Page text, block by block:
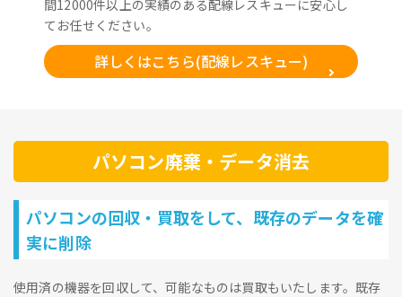
間12000件以上の実績のある配線レスキューに安心し
てお任せください。
詳しくはこちら(配線レスキュー)
パソコン廃棄・データ消去
パソコンの回収・買取をして、既存のデータを確
実に削除
使用済の機器を回収して、可能なものは買取もいたします。既存